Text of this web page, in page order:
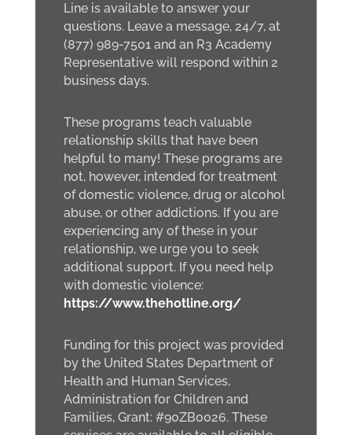
Line is available to answer your
questions. Leave a message, 24/7, at
(877) 989-7501 and an R3 Academy
Representative will respond within 2
business days.
These programs teach valuable
relationship skills that have been
helpful to many! These programs are
not, however, intended for treatment
of domestic violence, drug or alcohol
abuse, or other addictions. If you are
experiencing any of these in your
relationship, we urge you to seek
additional support. If you need help
with domestic violence:
https://www.thehotline.org/
Funding for this project was provided
by the United States Department of
Health and Human Services,
Administration for Children and
Families, Grant: #90ZB0026. These